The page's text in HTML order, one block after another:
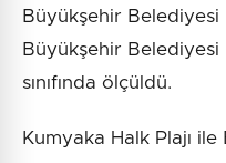
Büyükşehir Belediyesi
Büyükşehir Belediyesi
sınıfında ölçüldü.
Kumyaka Halk Plajı